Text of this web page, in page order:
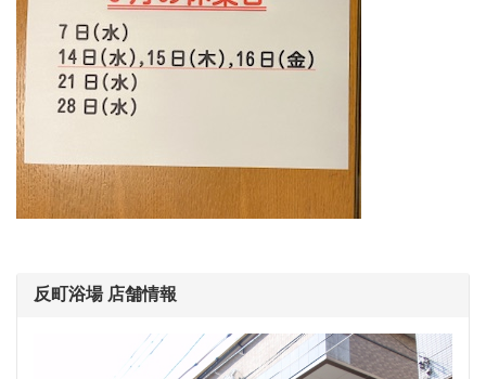
反町浴場 店舗情報